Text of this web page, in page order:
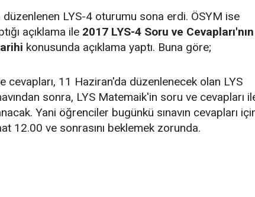
LYS-4 oturumu sona erdi. ÖSYM ise
açıklama ile 2017 LYS-4 Soru ve Cevapları'nın
konusunda açıklama yaptı. Buna göre;
cevapları, 11 Haziran'da düzenlenecek olan LYS
sonra, LYS Matemaik'in soru ve cevapları
Yani öğrenciler bugünkü sınavın cevapları
12.00 ve sonrasını beklemek zorunda.